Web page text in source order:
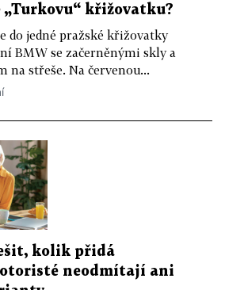
„Turkovu“ křižovatku?
do jedné pražské křižovatky
BMW se začerněnými skly a
na střeše. Na červenou...
kolik přidá
neodmítají ani